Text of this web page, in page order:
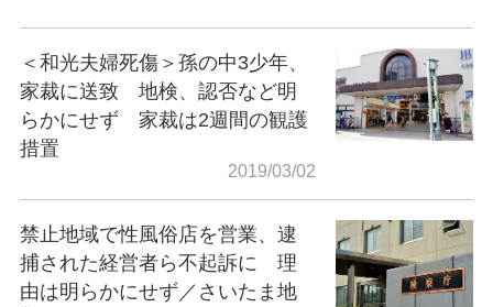
＜和光夫婦死傷＞孫の中3少年、
家裁に送致 地検、認否など明
らかにせず 家裁は2週間の観護
措置
2019/03/02
禁止地域で性風俗店を営業、逮
捕された経営者ら不起訴に 理
由は明らかにせず／さいたま地